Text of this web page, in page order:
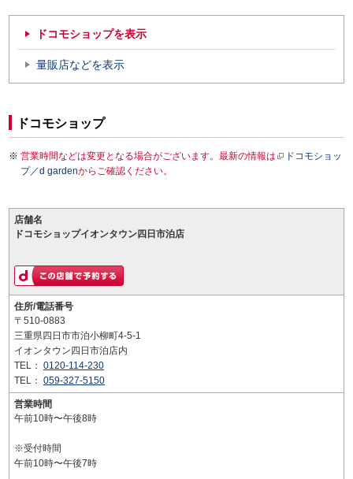
ドコモショップを表示
量販店などを表示
ドコモショップ
営業時間などは変更となる場合がございます。最新の情報は
ドコモショッ
プ／d gardenからご確認ください。
店舗名
ドコモショップイオンタウン四日市泊店
住所/電話番号
〒510-0883
三重県四日市市泊小柳町4-5-1
イオンタウン四日市泊店内
TEL： 0120-114-230
TEL： 059-327-5150
営業時間
午前10時〜午後8時
※受付時間
午前10時〜午後7時